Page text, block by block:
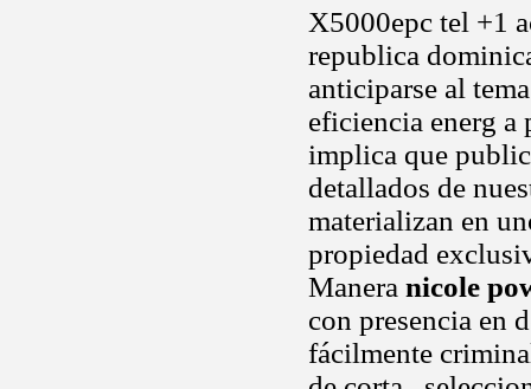
X5000epc tel +1
republica
anticiparse al
eficiencia energ
implica que
detallados de
materializan en
propiedad
Manera nicole
con presencia en
fácilmente